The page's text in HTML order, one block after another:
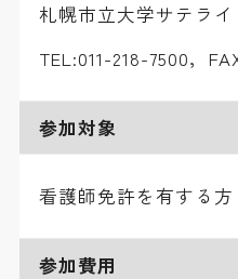
札幌市立大学サテライ
TEL:011-218-7500，
参加対象
看護師免許を有する方
参加費用